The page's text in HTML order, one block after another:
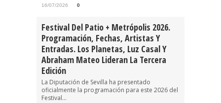
16/07/2026 0
Festival Del Patio + Metrópolis 2026.
Programación, Fechas, Artistas Y
Entradas. Los Planetas, Luz Casal Y
Abraham Mateo Lideran La Tercera
Edición
La Diputación de Sevilla ha presentado
oficialmente la programación para este 2026 del
Festival...